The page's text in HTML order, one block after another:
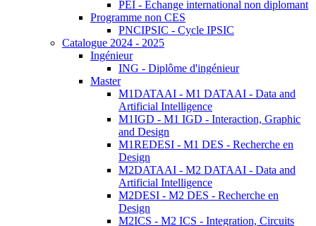
PEI - Echange international non diplomant
Programme non CES
PNCIPSIC - Cycle IPSIC
Catalogue 2024 - 2025
Ingénieur
ING - Diplôme d'ingénieur
Master
M1DATAAI - M1 DATAAI - Data and
Artificial Intelligence
M1IGD - M1 IGD - Interaction, Graphic
and Design
M1REDESI - M1 DES - Recherche en
Design
M2DATAAI - M2 DATAAI - Data and
Artificial Intelligence
M2DESI - M2 DES - Recherche en
Design
M2ICS - M2 ICS - Integration, Circuits